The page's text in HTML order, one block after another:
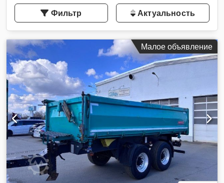
Фильтр Актуальность
Малое объявление